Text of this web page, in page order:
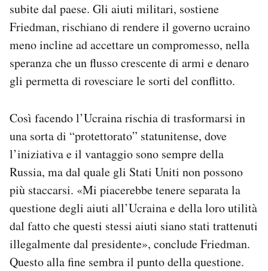
subite dal paese. Gli aiuti militari, sostiene
Friedman, rischiano di rendere il governo ucraino
meno incline ad accettare un compromesso, nella
speranza che un flusso crescente di armi e denaro
gli permetta di rovesciare le sorti del conflitto.
Così facendo l’Ucraina rischia di trasformarsi in
una sorta di “protettorato” statunitense, dove
l’iniziativa e il vantaggio sono sempre della
Russia, ma dal quale gli Stati Uniti non possono
più staccarsi. «Mi piacerebbe tenere separata la
questione degli aiuti all’Ucraina e della loro utilità
dal fatto che questi stessi aiuti siano stati trattenuti
illegalmente dal presidente», conclude Friedman.
Questo alla fine sembra il punto della questione.